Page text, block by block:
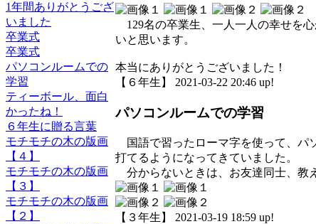
1年間ありがとうござ
いました
卒業式
卒業式
パソコンルームでの
学習
ティーボール、面白
かったね！
６年生に贈る言葉
モチモチの木の版画
【４】
モチモチの木の版画
【３】
モチモチの木の版画
【２】
129名の卒業生、一人一人の幸せを
いと思います。
本当にありがとうございました！
【６年生】 2021-03-22 20:46 up!
パソコンルームでの学習
国語で習ったローマ字を使って、パ
打てるようになってきていました。
分からないときは、お友達同士、教
【３年生】 2021-03-19 18:59 up!